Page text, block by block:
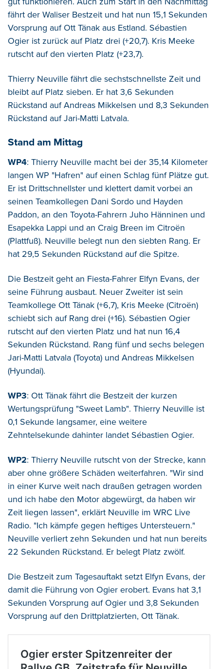
fährt der Waliser Bestzeit und hat nun 15,1 Sekunden
Vorsprung auf Ott Tänak aus Estland. Sébastien
Ogier ist zurück auf Platz drei (+20,7). Kris Meeke
rutscht auf den vierten Platz (+23,7).
Thierry Neuville fährt die sechstschnellste Zeit und
bleibt auf Platz sieben. Er hat 3,6 Sekunden
Rückstand auf Andreas Mikkelsen und 8,3 Sekunden
Rückstand auf Jari-Matti Latvala.
Stand am Mittag
WP4: Thierry Neuville macht bei der 35,14 Kilometer
langen WP "Hafren" auf einen Schlag fünf Plätze gut.
Er ist Drittschnellster und klettert damit vorbei an
seinen Teamkollegen Dani Sordo und Hayden
Paddon, an den Toyota-Fahrern Juho Hänninen und
Esapekka Lappi und an Craig Breen im Citroën
(Plattfuß). Neuville belegt nun den siebten Rang. Er
hat 29,5 Sekunden Rückstand auf die Spitze.
Die Bestzeit geht an Fiesta-Fahrer Elfyn Evans, der
seine Führung ausbaut. Neuer Zweiter ist sein
Teamkollege Ott Tänak (+6,7), Kris Meeke (Citroën)
schiebt sich auf Rang drei (+16). Sébastien Ogier
rutscht auf den vierten Platz und hat nun 16,4
Sekunden Rückstand. Rang fünf und sechs belegen
Jari-Matti Latvala (Toyota) und Andreas Mikkelsen
(Hyundai).
WP3: Ott Tänak fährt die Bestzeit der kurzen
Wertungsprüfung "Sweet Lamb". Thierry Neuville ist
0,1 Sekunde langsamer, eine weitere
Zehntelsekunde dahinter landet Sébastien Ogier.
WP2: Thierry Neuville rutscht von der Strecke, kann
aber ohne größere Schäden weiterfahren. "Wir sind
in einer Kurve weit nach draußen getragen worden
und ich habe den Motor abgewürgt, da haben wir
Zeit liegen lassen", erklärt Neuville im WRC Live
Radio. "Ich kämpfe gegen heftiges Untersteuern."
Neuville verliert zehn Sekunden und hat nun bereits
22 Sekunden Rückstand. Er belegt Platz zwölf.
Die Bestzeit zum Tagesauftakt setzt Elfyn Evans, der
damit die Führung von Ogier erobert. Evans hat 3,1
Sekunden Vorsprung auf Ogier und 3,8 Sekunden
Vorsprung auf den Drittplatzierten, Ott Tänak.